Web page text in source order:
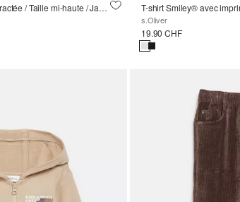
Jean Toni / Coupe décontractée / Taille mi-haute / Jambe fuselée / Ceinture élastiquée T-shirt Smiley® avec
s.Oliver
19.90 CHF